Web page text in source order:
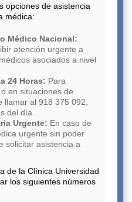
opciones de asistencia
médica:
Médico Nacional:
atención urgente a
asociados a nivel
24 Horas: Para
en situaciones de
al 918 375 092,
del día.
Urgente: En caso de
urgente sin poder
solicitar asistencia a
de la Clínica Universidad
los siguientes números